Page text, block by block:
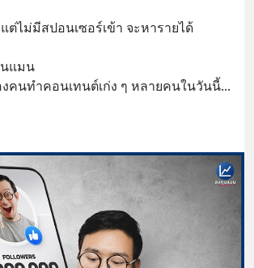
แต่ไม่มีสปอนเซอร์เข้า จะหารายได้
แมน
นทำคอนเทนต์เก่ง ๆ หลายคนในวันนี้